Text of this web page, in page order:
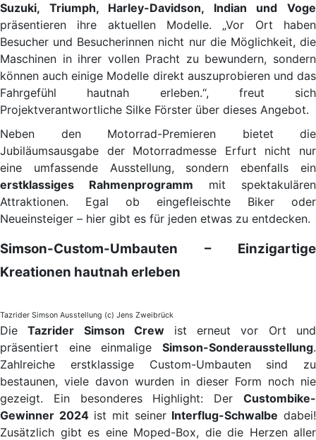
Suzuki, Triumph, Harley-Davidson, Indian und Voge
präsentieren ihre aktuellen Modelle. „Vor Ort haben
Besucher und Besucherinnen nicht nur die Möglichkeit, die
Maschinen in ihrer vollen Pracht zu bewundern, sondern
können auch einige Modelle direkt auszuprobieren und das
Fahrgefühl hautnah erleben.“, freut sich
Projektverantwortliche Silke Förster über dieses Angebot.
Neben den Motorrad-Premieren bietet die
Jubiläumsausgabe der Motorradmesse Erfurt nicht nur
eine umfassende Ausstellung, sondern ebenfalls ein
erstklassiges Rahmenprogramm mit spektakulären
Attraktionen. Egal ob eingefleischte Biker oder
Neueinsteiger – hier gibt es für jeden etwas zu entdecken.
Simson-Custom-Umbauten – Einzigartige
Kreationen hautnah erleben
Tazrider Simson Ausstellung (c) Jens Zweibrück
DieTazrider Simson Crew ist erneut vor Ort und
präsentiert eine einmalige Simson-Sonderausstellung.
Zahlreiche erstklassige Custom-Umbauten sind zu
bestaunen, viele davon wurden in dieser Form noch nie
gezeigt. Ein besonderes Highlight: Der Custombike-
Gewinner 2024ist mit seiner Interflug-Schwalbe dabei!
Zusätzlich gibt es eine Moped-Box, die die Herzen aller